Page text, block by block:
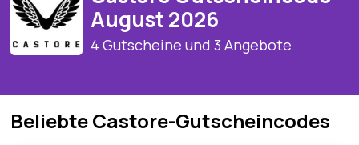
August 2026
4 Gutscheine und 3 Angebote
Beliebte Castore-Gutscheincodes